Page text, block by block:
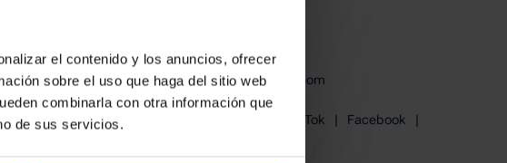
el contenido y los anuncios, ofrecer
sobre el uso que haga del sitio web
combinarla con otra información que
de sus servicios.
Zurbanoko
baskonia@baskonia.com
Tel.+34 945 139 191
TikTok | Facebook
|